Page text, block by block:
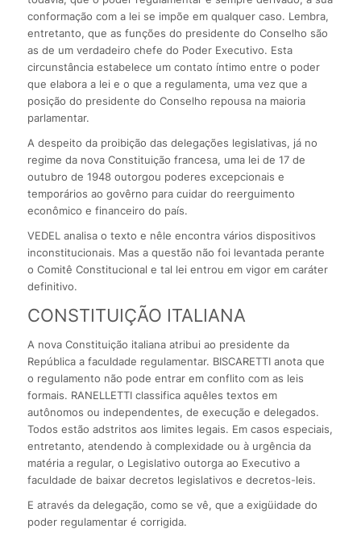
conformação com a lei se impõe em qualquer caso. Lembra,
entretanto, que as funções do presidente do Conselho são
as de um verdadeiro chefe do Poder Executivo. Esta
circunstância estabelece um contato íntimo entre o poder
que elabora a lei e o que a regulamenta, uma vez que a
posição do presidente do Conselho repousa na maioria
parlamentar.
A despeito da proibição das delegações legislativas, já no
regime da nova Constituição francesa, uma lei de 17 de
outubro de 1948 outorgou poderes excepcionais e
temporários ao govêrno para cuidar do reerguimento
econômico e financeiro do país.
VEDEL analisa o texto e nêle encontra vários dispositivos
inconstitucionais. Mas a questão não foi levantada perante
o Comitê Constitucional e tal lei entrou em vigor em caráter
definitivo.
CONSTITUIÇÃO ITALIANA
A nova Constituição italiana atribui ao presidente da
República a faculdade regulamentar. BISCARETTI anota que
o regulamento não pode entrar em conflito com as leis
formais. RANELLETTI classifica aquêles textos em
autônomos ou independentes, de execução e delegados.
Todos estão adstritos aos limites legais. Em casos especiais,
entretanto, atendendo à complexidade ou à urgência da
matéria a regular, o Legislativo outorga ao Executivo a
faculdade de baixar decretos legislativos e decretos-leis.
E através da delegação, como se vê, que a exigüidade do
poder regulamentar é corrigida.